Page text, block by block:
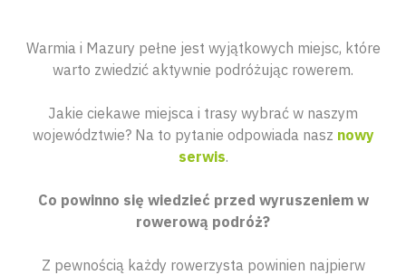
Warmia i Mazury pełne jest wyjątkowych miejsc, które
warto zwiedzić aktywnie podróżując rowerem.
Jakie ciekawe miejsca i trasy wybrać w naszym
województwie? Na to pytanie odpowiada nasz nowy
serwis.
Co powinno się wiedzieć przed wyruszeniem w
rowerową podróż?
Z pewnością każdy rowerzysta powinien najpierw